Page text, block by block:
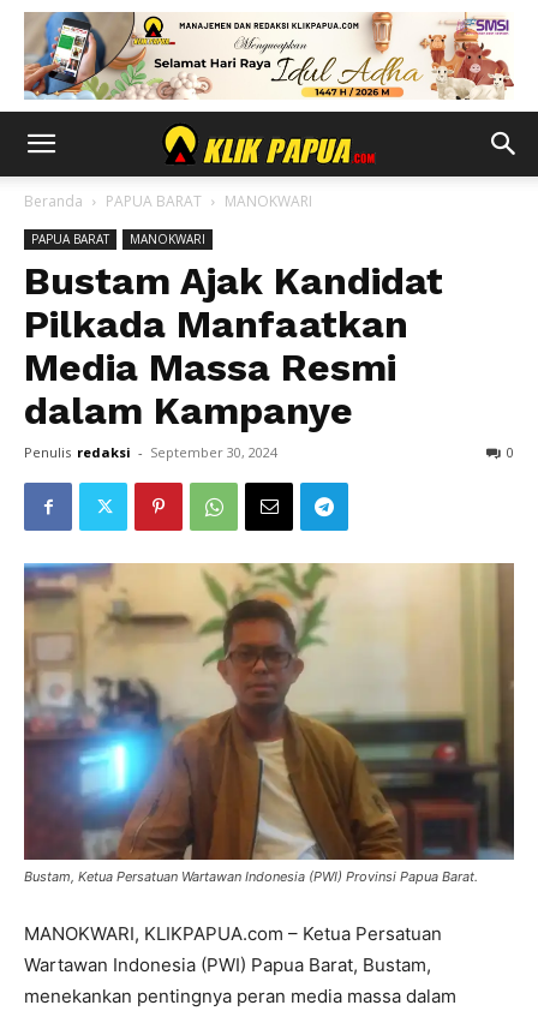
Beranda PAPUA BARAT MANOKWARI
PAPUA BARAT MANOKWARI
Bustam Ajak Kandidat
Pilkada Manfaatkan
Media Massa Resmi
dalam Kampanye
Penulis redaksi - September 30, 2024 0
Bustam, Ketua Persatuan Wartawan Indonesia (PWI) Provinsi Papua Barat.
MANOKWARI, KLIKPAPUA.com – Ketua Persatuan
Wartawan Indonesia (PWI) Papua Barat, Bustam,
menekankan pentingnya peran media massa dalam